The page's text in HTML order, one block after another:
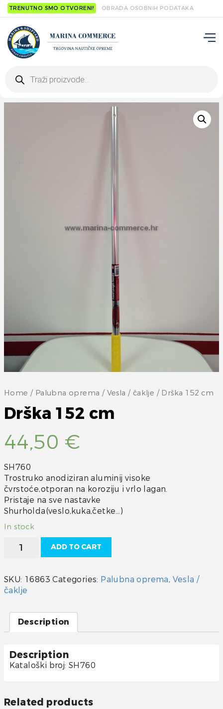
TRENUTNO SMO OTVORENI! OBRADA OSOBNIH PODATAKA
search
Home / Palubna oprema / Vesla / čaklje / Drška 152 cm
Drška 152 cm
44,50 €
SH760
Trostruko anodiziran aluminij visoke
čvrstoće,otporan na koroziju i vrlo lagan.
Pristaje na sve nastavke
Shurholda(veslo,kuka,četke…)
In stock
Drška
quantity
ADD TO CART
SKU: 16863 Categories: Palubna oprema, Vesla /
čaklje
Description
Description
Kataloški broj: SH760
Related products